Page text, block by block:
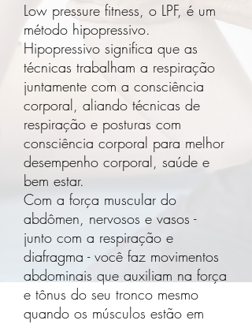
Low pressure fitness, o LPF, é um
método hipopressivo.
Hipopressivo significa que as
técnicas trabalham a respiração
juntamente com a consciência
corporal, aliando técnicas de
respiração e posturas com
consciência corporal para melhor
desempenho corporal, saúde e
bem estar.
Com a força muscular do
abdômen, nervosos e vasos -
junto com a respiração e
diafragma - você faz movimentos
abdominais que auxiliam na força
e tônus do seu tronco mesmo
quando os músculos estão em